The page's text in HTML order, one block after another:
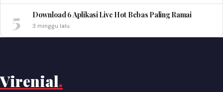
5 Download 6 Aplikasi Live Hot Bebas Paling Ramai
3 minggu lalu
Virenial.